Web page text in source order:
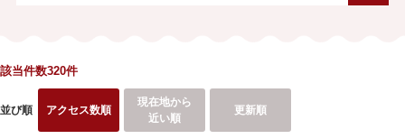
該当件数320件
並び順 アクセス数順
現在地から
近い順
更新順